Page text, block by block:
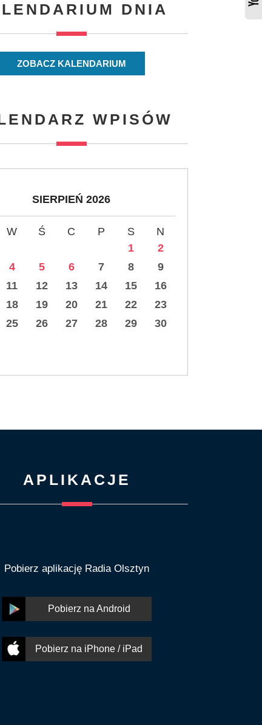
DNIA
ZOBACZ KALENDARIUM
WPISÓW
SIERPIEŃ 2026
W Ś C P S
N
1
2
4 5 6 7 8
9
11 12 13 14 15
16
18 19 20 21 22
23
25 26 27 28 29
30
APLIKACJE
Pobierz aplikację Radia Olsztyn
Pobierz na Android
Pobierz na iPhone / iPad